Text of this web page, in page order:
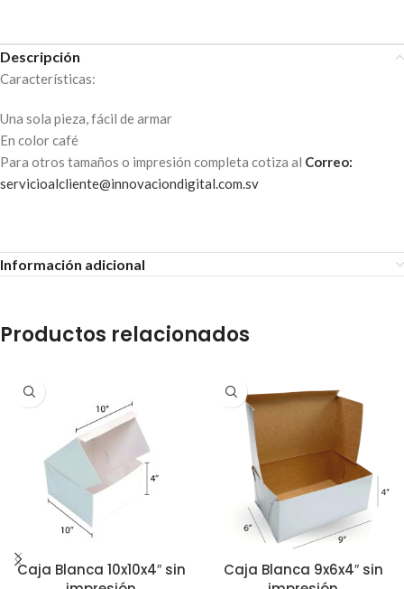
Descripción
Características:
Una sola pieza, fácil de armar
En color café
Para otros tamaños o impresión completa cotiza al Correo:
servicioalcliente@innovaciondigital.com.sv
Información adicional
Productos relacionados
Caja Blanca 10x10x4″ sin
Caja Blanca 9x6x4″ sin